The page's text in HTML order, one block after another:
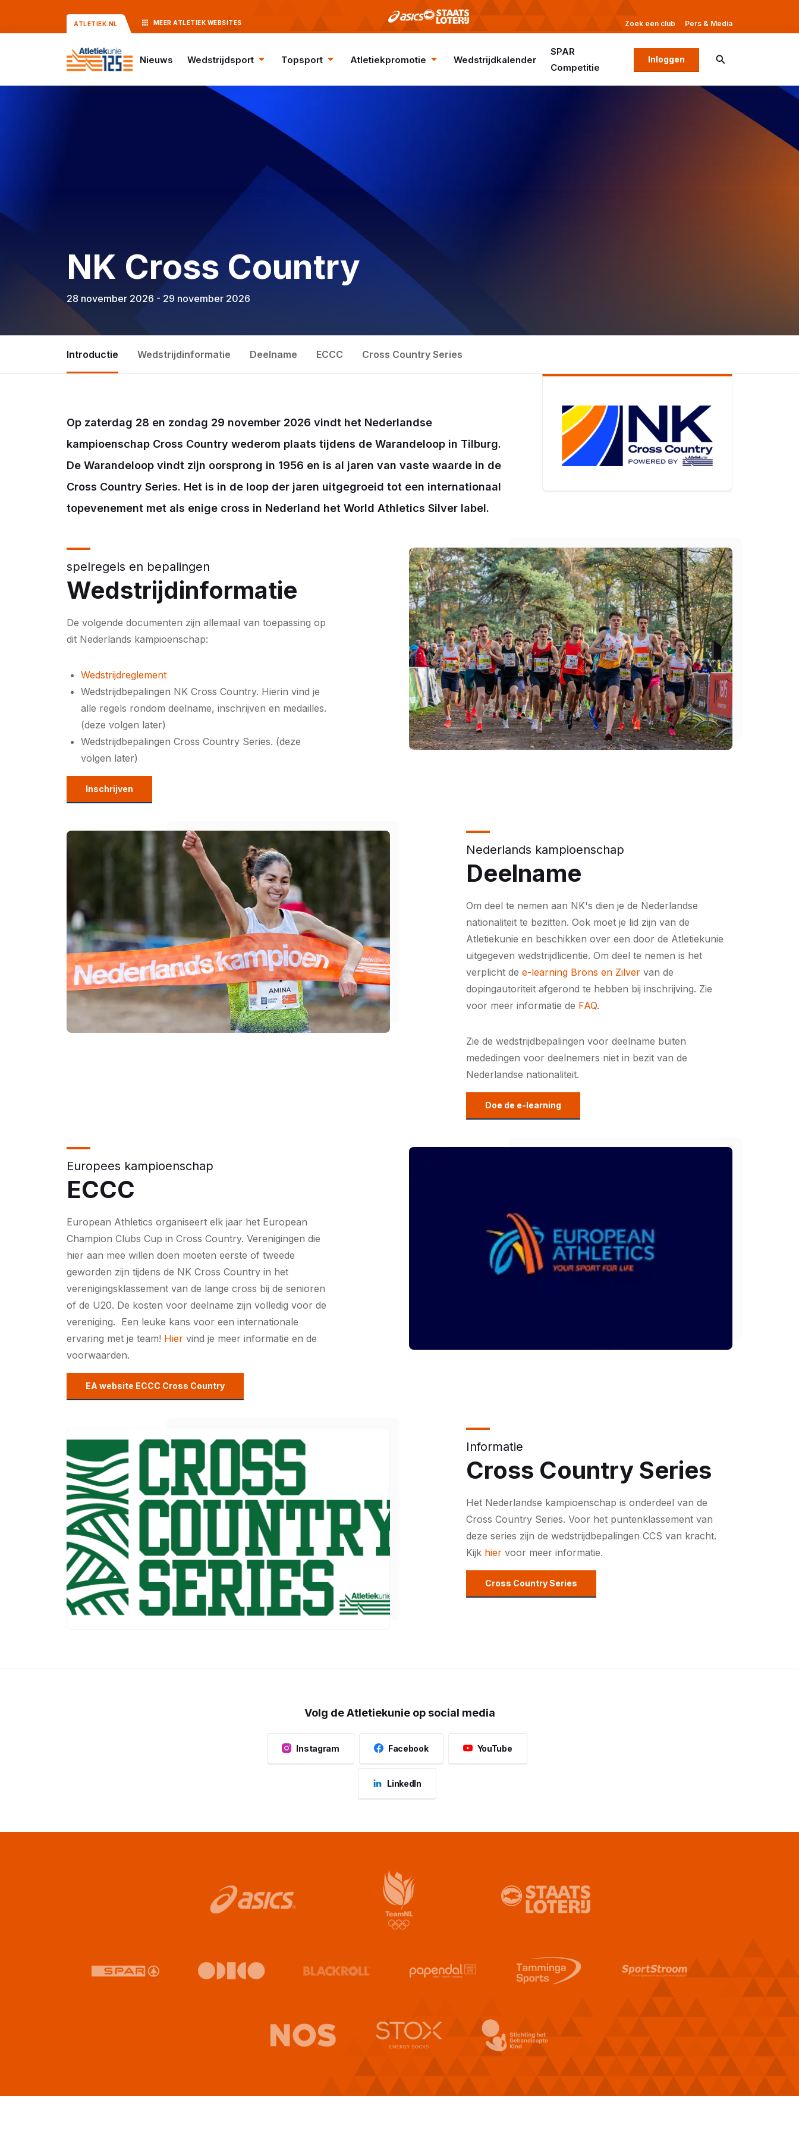
ATLETIEK.NL MEER ATLETIEK WEBSITES Zoek een club Pers & Media
Nieuws Wedstrijdsport Topsport Atletiekpromotie Wedstrijdkalender
SPAR
Competitie
Inloggen
NK Cross Country
28 november 2026 - 29 november 2026
Introductie Wedstrijdinformatie Deelname ECCC Cross Country Series
Op zaterdag 28 en zondag 29 november 2026 vindt het Nederlandse
kampioenschap Cross Country wederom plaats tijdens de Warandeloop in Tilburg.
De Warandeloop vindt zijn oorsprong in 1956 en is al jaren van vaste waarde in de
Cross Country Series. Het is in de loop der jaren uitgegroeid tot een internationaal
topevenement met als enige cross in Nederland het World Athletics Silver label.
spelregels en bepalingen
Wedstrijdinformatie
De volgende documenten zijn allemaal van toepassing op
dit Nederlands kampioenschap:
Wedstrijdreglement
Wedstrijdbepalingen NK Cross Country. Hierin vind je
alle regels rondom deelname, inschrijven en medailles.
(deze volgen later)
Wedstrijdbepalingen Cross Country Series. (deze
volgen later)
Inschrijven
Nederlands kampioenschap
Deelname
Om deel te nemen aan NK's dien je de Nederlandse
nationaliteit te bezitten. Ook moet je lid zijn van de
Atletiekunie en beschikken over een door de Atletiekunie
uitgegeven wedstrijdlicentie. Om deel te nemen is het
verplicht de e-learning Brons en Zilver van de
dopingautoriteit afgerond te hebben bij inschrijving. Zie
voor meer informatie de FAQ.
Zie de wedstrijdbepalingen voor deelname buiten
mededingen voor deelnemers niet in bezit van de
Nederlandse nationaliteit.
Doe de e-learning
Europees kampioenschap
ECCC
European Athletics organiseert elk jaar het European
Champion Clubs Cup in Cross Country. Verenigingen die
hier aan mee willen doen moeten eerste of tweede
geworden zijn tijdens de NK Cross Country in het
verenigingsklassement van de lange cross bij de senioren
of de U20. De kosten voor deelname zijn volledig voor de
vereniging. Een leuke kans voor een internationale
ervaring met je team! Hier vind je meer informatie en de
voorwaarden.
EA website ECCC Cross Country
Informatie
Cross Country Series
Het Nederlandse kampioenschap is onderdeel van de
Cross Country Series. Voor het puntenklassement van
deze series zijn de wedstrijdbepalingen CCS van kracht.
Kijk hier voor meer informatie.
Cross Country Series
Volg de Atletiekunie op social media
Instagram Facebook YouTube
LinkedIn